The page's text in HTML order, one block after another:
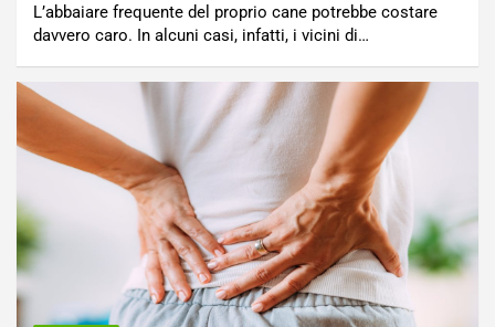
L’abbaiare frequente del proprio cane potrebbe costare
davvero caro. In alcuni casi, infatti, i vicini di…